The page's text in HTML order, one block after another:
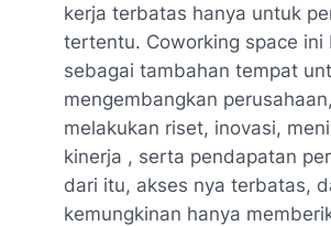
kerja terbatas hanya untuk
tertentu. Coworking space ini
sebagai tambahan tempat
mengembangkan
melakukan riset, inovasi,
kinerja , serta pendapatan
dari itu, akses nya terbatas,
kemungkinan hanya